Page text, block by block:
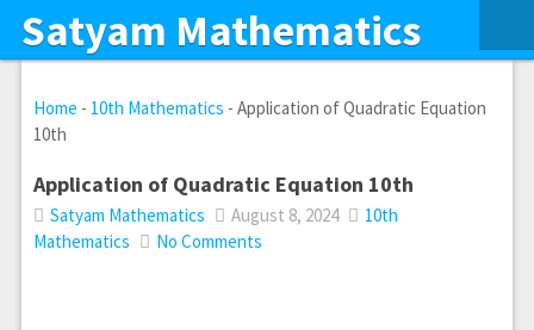
Satyam Mathematics
Home - 10th Mathematics - Application of Quadratic Equation
10th
Application of Quadratic Equation 10th
Satyam Mathematics August 8, 2024
10th
Mathematics
No Comments